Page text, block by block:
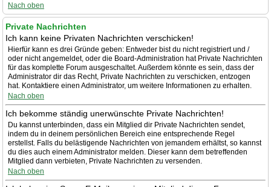
Nach oben
Private Nachrichten
Ich kann keine Privaten Nachrichten verschicken!
Hierfür kann es drei Gründe geben: Entweder bist du nicht registriert und /
oder nicht angemeldet, oder die Board-Administration hat Private Nachrichten
für das komplette Forum ausgeschaltet. Außerdem könnte es sein, dass der
Administrator dir das Recht, Private Nachrichten zu verschicken, entzogen
hat. Kontaktiere einen Administrator, um weitere Informationen zu erhalten.
Nach oben
Ich bekomme ständig unerwünschte Private Nachrichten!
Du kannst unterbinden, dass ein Mitglied dir Private Nachrichten sendet,
indem du in deinem persönlichen Bereich eine entsprechende Regel
erstellst. Falls du belästigende Nachrichten von jemandem erhältst, so kannst
du dies auch einem Administrator melden. Dieser kann dem betreffenden
Mitglied dann verbieten, Private Nachrichten zu versenden.
Nach oben